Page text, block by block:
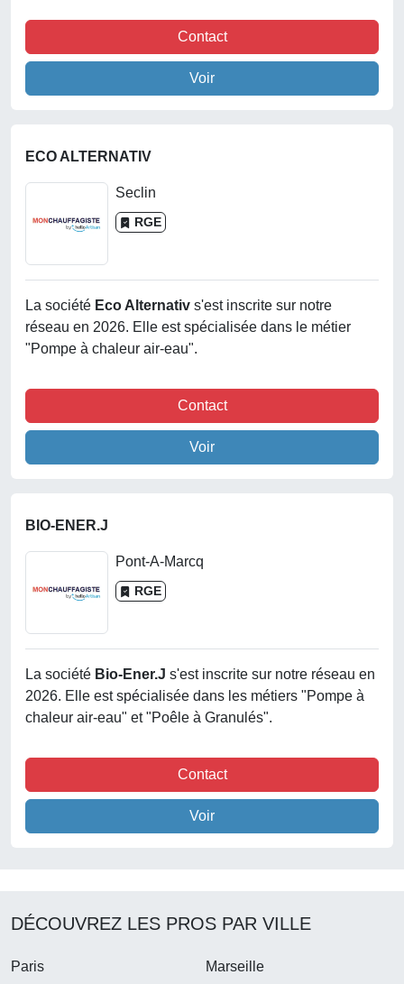
Contact
Voir
ECO ALTERNATIV
Seclin
RGE
La société Eco Alternativ s'est inscrite sur notre
réseau en 2026. Elle est spécialisée dans le métier
"Pompe à chaleur air-eau".
Contact
Voir
BIO-ENER.J
Pont-A-Marcq
RGE
La société Bio-Ener.j s'est inscrite sur notre réseau en
2026. Elle est spécialisée dans les métiers "Pompe à
chaleur air-eau" et "Poêle à Granulés".
Contact
Voir
DÉCOUVREZ LES PROS PAR VILLE
Paris
Marseille